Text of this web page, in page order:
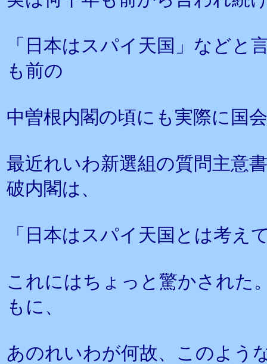
「日本はスパイ天国」などと
も前の
中曽根内閣の頃にも実際に国
最近れいわ新選組の質問主意
破内閣は、
「日本はスパイ天国とは考え
これにはちょっと驚かされた
もに、
あのれいわが何故、このよう